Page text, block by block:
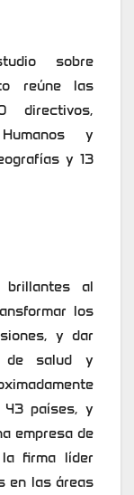
sobre
reúne las
y
y 13
al
los
y dar
de salud y
43 países, y
empresa de
firma líder
en las áreas